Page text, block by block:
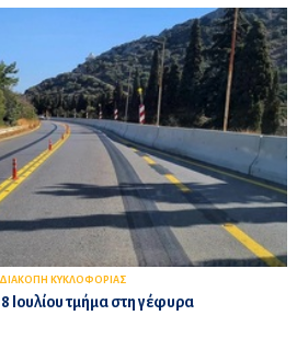
ΔΙΑΚΟΠΗ ΚΥΚΛΟΦΟΡΙΑΣ
Ιουλίου τμήμα στη γέφυρα